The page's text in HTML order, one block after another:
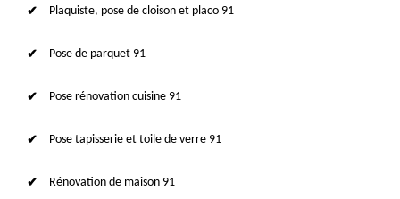
Plaquiste, pose de cloison et placo 91
Pose de parquet 91
Pose rénovation cuisine 91
Pose tapisserie et toile de verre 91
Rénovation de maison 91